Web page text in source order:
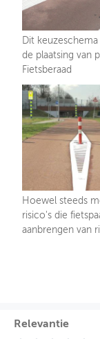
Dit
de plaatsing van
Fietsberaad
Hoewel steeds
risico's die
aanbrengen van
Relevantie